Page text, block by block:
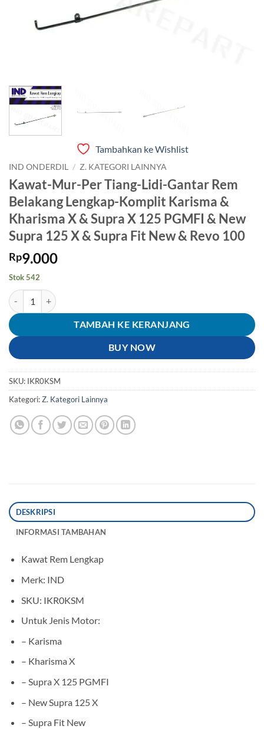
Tambahkan ke Wishlist
IND ONDERDIL / Z. KATEGORI LAINNYA
Kawat-Mur-Per Tiang-Lidi-Gantar Rem
Belakang Lengkap-Komplit Karisma &
Kharisma X & Supra X 125 PGMFI & New
Supra 125 X & Supra Fit New & Revo 100
Rp9.000
Stok 542
Kuantitas Kawat-Mur-Per Tiang-Lidi-Gantar Rem Belakang
TAMBAH KE KERANJANG
BUY NOW
SKU: IKR0KSM
Kategori:Z. Kategori Lainnya
DESKRIPSI
INFORMASI TAMBAHAN
Kawat Rem Lengkap
Merk: IND
SKU: IKR0KSM
Untuk Jenis Motor:
– Karisma
– Kharisma X
– Supra X 125 PGMFI
– New Supra 125 X
– Supra Fit New